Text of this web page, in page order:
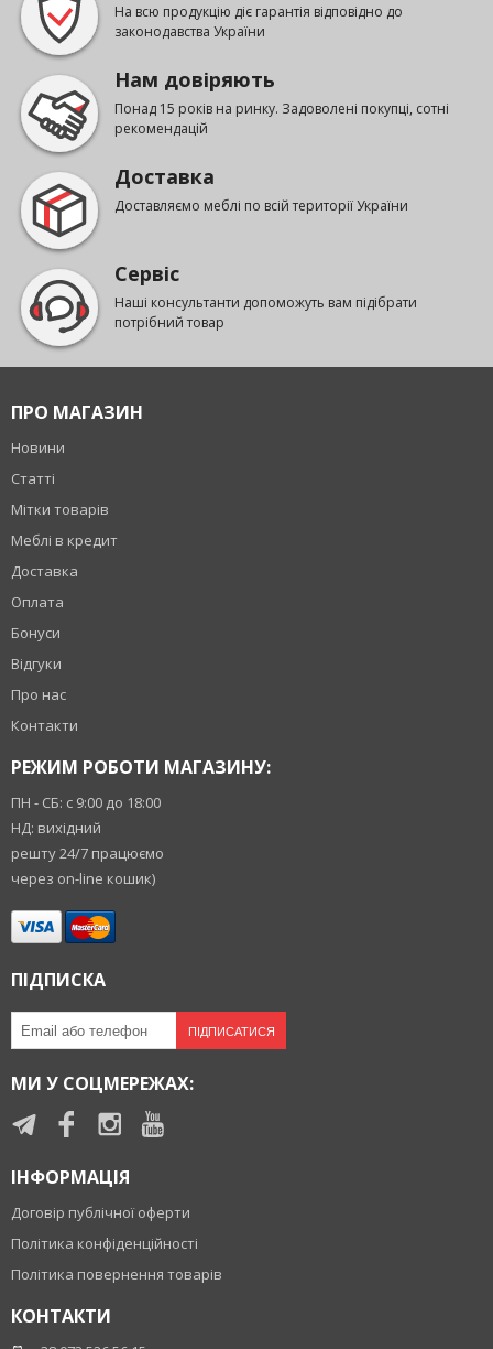
На всю продукцію діє гарантія відповідно до
законодавства України
Нам довіряють
Понад 15 років на ринку. Задоволені покупці, сотні
рекомендацій
Доставка
Доставляємо меблі по всій території України
Сервіс
Наші консультанти допоможуть вам підібрати
потрібний товар
ПРО МАГАЗИН
Новини
Статті
Мітки товарів
Меблі в кредит
Доставка
Оплата
Бонуси
Відгуки
Про нас
Контакти
РЕЖИМ РОБОТИ МАГАЗИНУ:
ПН - СБ: с 9:00 до 18:00
НД: вихідний
решту 24/7 працюємо
через on-line кошик)
ПІДПИСКА
ПІДПИСАТИСЯ
МИ У СОЦМЕРЕЖАХ:
ІНФОРМАЦІЯ
Договір публічної оферти
Політика конфіденційності
Політика повернення товарів
КОНТАКТИ